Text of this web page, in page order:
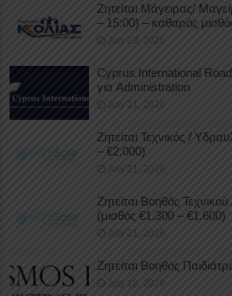
Ζητείται Μάγειρας/
– 15:00) – καθαρός
July 23, 2026
Cyprus International
για Administration
July 21, 2026
Ζητείται Τεχνικός /
– €2.000)
July 21, 2026
Ζητείται Βοηθός
(μισθός €1.300 – €1.600)
July 21, 2026
Ζητείται Βοηθός
July 18, 2026